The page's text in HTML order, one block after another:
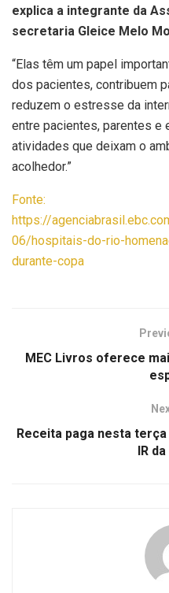
explica a integrante da
secretaria Gleice Melo
“Elas têm um papel
dos pacientes, contribuem
reduzem o estresse da
entre pacientes, parentes e
atividades que deixam o
acolhedor.”
Fonte:
https://
06/hospitais-do-rio-
durante-copa
MEC Livros oferece
Receita paga nesta
IR